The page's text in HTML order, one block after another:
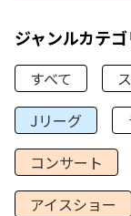
ジャンルカテゴ
すべて
Jリーグ
コンサート
アイスショー